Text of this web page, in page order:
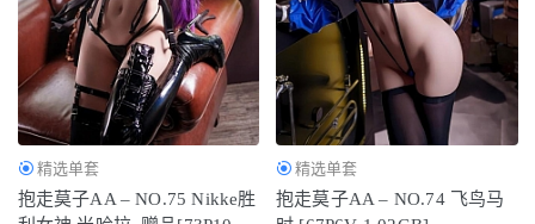
精选单套
抱走莫子AA – NO.75 Nikke胜
精选单套
抱走莫子AA – NO.74 飞鸟马